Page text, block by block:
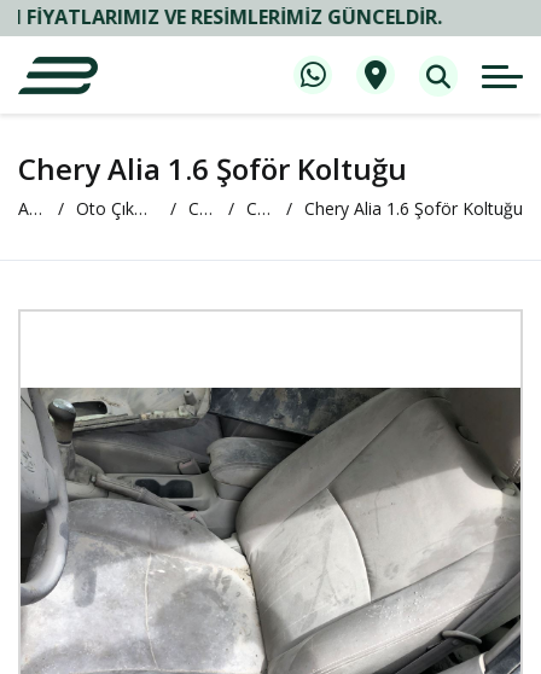
VE RESIMLERIMIZ GÜNCELDIR.
Chery Alia 1.6 Şoför Koltuğu
Anasayfa Oto Çıkma ve Yedek Parça Chery Chery Alia Chery Alia 1.6 Şoför Koltuğu